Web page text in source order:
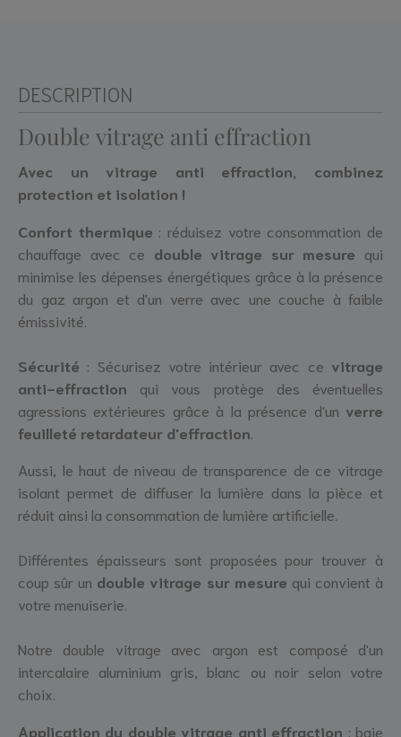
DESCRIPTION
Double vitrage anti effraction
Avec un vitrage anti effraction, combinez
protection et isolation !
Confort thermique : réduisez votre consommation de
chauffage avec ce double vitrage sur mesure qui
minimise les dépenses énergétiques grâce à la présence
du gaz argon et d'un verre avec une couche à faible
émissivité.
Sécurité : Sécurisez votre intérieur avec ce vitrage
anti-effraction qui vous protège des éventuelles
agressions extérieures grâce à la présence d'un verre
feuilleté retardateur d'effraction
Aussi, le haut de niveau de transparence de ce vitrage
isolant permet de diffuser la lumière dans la pièce et
réduit ainsi la consommation de lumière artificielle.
Différentes épaisseurs sont proposées pour trouver à
coup sûr un double vitrage sur mesure qui convient à
votre menuiserie.
Notre double vitrage avec argon est composé d'un
intercalaire aluminium gris, blanc ou noir selon votre
choix.
Application du double vitrage anti effraction : baie